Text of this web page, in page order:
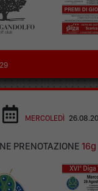
MERCOLEDÌ
PRENOTAZIONE